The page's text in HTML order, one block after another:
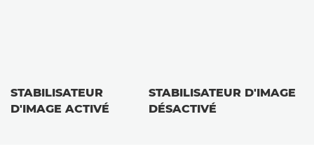
STABILISATEUR
D'IMAGE ACTIVÉ
STABILISATEUR D'IMAGE
DÉSACTIVÉ